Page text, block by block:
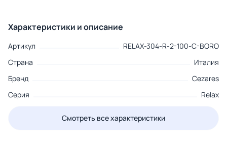
Характеристики и описание
Артикул
RELAX-304-R-2-100-C-BORO
Страна
Италия
Бренд
Cezares
Серия
Relax
Смотреть все характеристики